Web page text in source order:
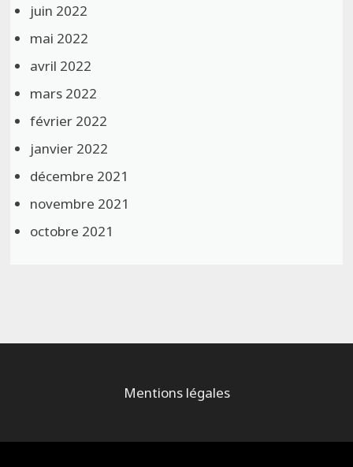
juin 2022
mai 2022
avril 2022
mars 2022
février 2022
janvier 2022
décembre 2021
novembre 2021
octobre 2021
Mentions légales